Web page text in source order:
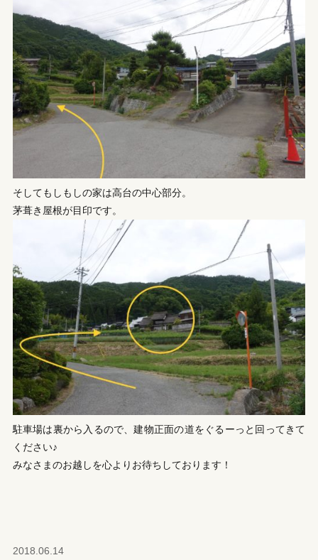
そしてもしもしの家は高台の中心部分。
茅葺き屋根が目印です。
駐車場は裏から入るので、建物正面の道をぐるーっと回ってきて
ください♪
みなさまのお越しを心よりお待ちしております！
2018.06.14